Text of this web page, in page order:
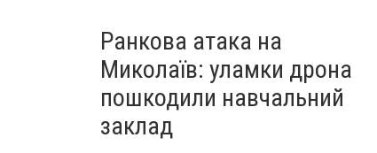
Ранкова атака на
Миколаїв: уламки дрона
пошкодили навчальний
заклад